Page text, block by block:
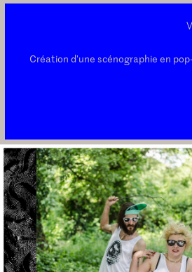
Création d'une scénographie en